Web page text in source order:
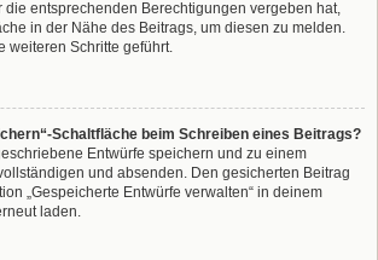
die entsprechenden Berechtigungen vergeben hat,
in der Nähe des Beitrags, um diesen zu melden.
weiteren Schritte geführt.
Schaltfläche beim Schreiben eines Beitrags?
Entwürfe speichern und zu einem
und absenden. Den gesicherten Beitrag
„Gespeicherte Entwürfe verwalten“ in deinem
laden.